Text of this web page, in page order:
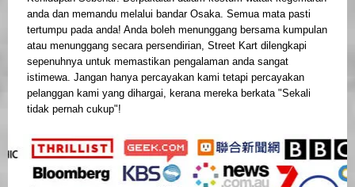
anda dan memandu melalui bandar Osaka. Semua mata pasti
tertumpu pada anda! Anda boleh menunggang bersama kumpulan
atau menunggang secara persendirian, Street Kart dilengkapi
sepenuhnya untuk memastikan pengalaman anda sangat
istimewa. Jangan hanya percayakan kami tetapi percayakan
pelanggan kami yang dihargai, kerana mereka berkata "Sekali
tidak pernah cukup"!